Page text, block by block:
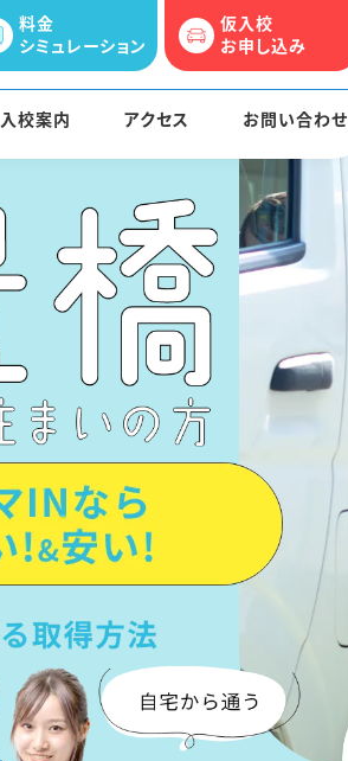
料金
シミュレーション
仮入校
お申し込み
入校案内 アクセス お問い合わせ